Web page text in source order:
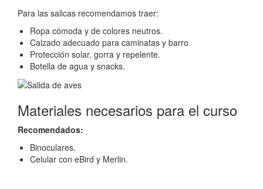
Para las salicas recomendamos traer:
Ropa cómoda y de colores neutros.
Calzado adecuado para caminatas y barro
Protección solar, gorra y repelente.
Botella de agua y snacks.
Materiales necesarios para el curso
Recomendados:
Binoculares.
Celular con eBird y Merlin.